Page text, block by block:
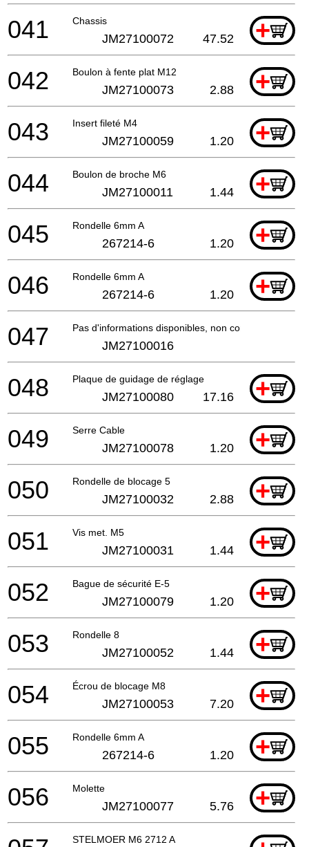
Chassis +
041 JM27100072 47.52
Boulon à fente plat M12 +
042 JM27100073 2.88
Insert fileté M4 +
043 JM27100059 1.20
Boulon de broche M6 +
044 JM27100011 1.44
Rondelle 6mm A +
045 267214-6 1.20
Rondelle 6mm A +
046 267214-6 1.20
Pas d'informations disponibles, non commandable
047 JM27100016
Plaque de guidage de réglage +
048 JM27100080 17.16
Serre Cable +
049 JM27100078 1.20
Rondelle de blocage 5 +
050 JM27100032 2.88
Vis met. M5 +
051 JM27100031 1.44
Bague de sécurité E-5 +
052 JM27100079 1.20
Rondelle 8 +
053 JM27100052 1.44
Écrou de blocage M8 +
054 JM27100053 7.20
Rondelle 6mm A +
055 267214-6 1.20
Molette +
056 JM27100077 5.76
STELMOER M6 2712 A